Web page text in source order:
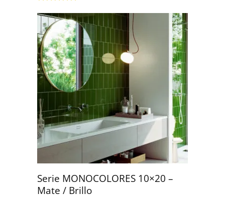
5.00de 5
Serie MONOCOLORES 10×20 –
Mate / Brillo